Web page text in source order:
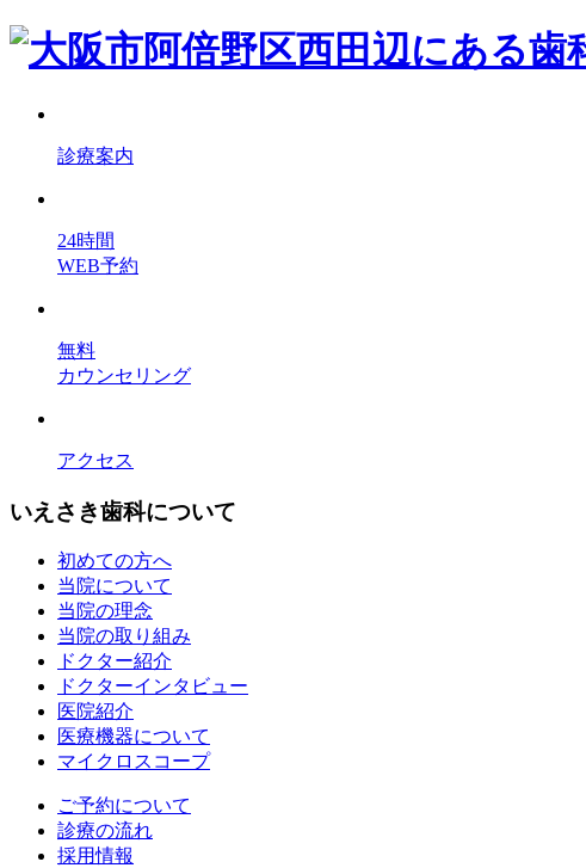
診療案内
24時間
WEB予約
無料
カウンセリング
アクセス
いえさき歯科について
初めての方へ
当院について
当院の理念
当院の取り組み
ドクター紹介
ドクターインタビュー
医院紹介
医療機器について
マイクロスコープ
ご予約について
診療の流れ
採用情報